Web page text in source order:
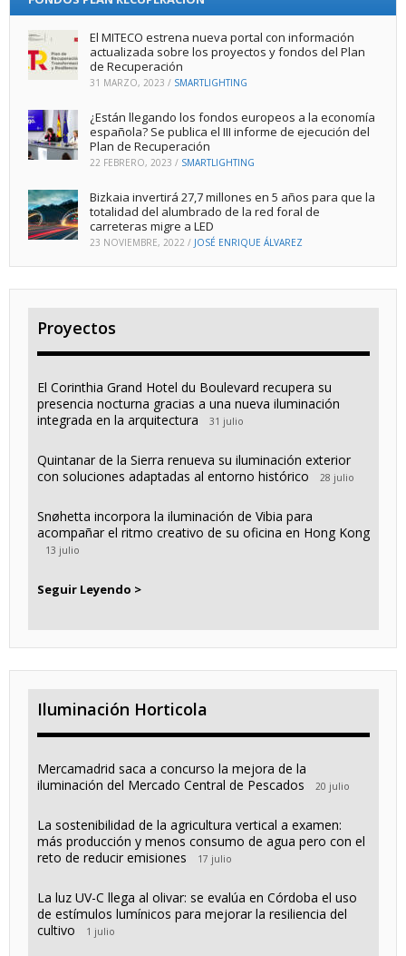
El MITECO estrena nueva portal con información
actualizada sobre los proyectos y fondos del Plan
de Recuperación
31 MARZO, 2023 / SMARTLIGHTING
¿Están llegando los fondos europeos a la economía
española? Se publica el III informe de ejecución del
Plan de Recuperación
22 FEBRERO, 2023 / SMARTLIGHTING
Bizkaia invertirá 27,7 millones en 5 años para que la
totalidad del alumbrado de la red foral de
carreteras migre a LED
23 NOVIEMBRE, 2022 / JOSÉ ENRIQUE ÁLVAREZ
Proyectos
El Corinthia Grand Hotel du Boulevard recupera su
presencia nocturna gracias a una nueva iluminación
integrada en la arquitectura
31 julio
Quintanar de la Sierra renueva su iluminación exterior
con soluciones adaptadas al entorno histórico
28 julio
Snøhetta incorpora la iluminación de Vibia para
acompañar el ritmo creativo de su oficina en Hong Kong
13 julio
Seguir Leyendo >
Iluminación Horticola
Mercamadrid saca a concurso la mejora de la
iluminación del Mercado Central de Pescados
20 julio
La sostenibilidad de la agricultura vertical a examen:
más producción y menos consumo de agua pero con el
reto de reducir emisiones
17 julio
La luz UV-C llega al olivar: se evalúa en Córdoba el uso
de estímulos lumínicos para mejorar la resiliencia del
cultivo
1 julio